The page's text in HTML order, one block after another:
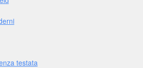
testata